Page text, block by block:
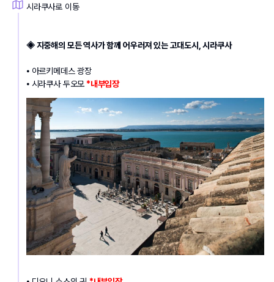
시라쿠사로 이동
◈ 지중해의 모든 역사가 함께 어우러져 있는 고대도시, 시라쿠사
⦁ 아르키메데스 광장
⦁ 시라쿠사 두오모 *내부입장